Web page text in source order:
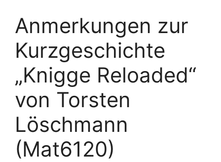
Anmerkungen zur
Kurzgeschichte
„Knigge Reloaded“
von Torsten
Löschmann
(Mat6120)